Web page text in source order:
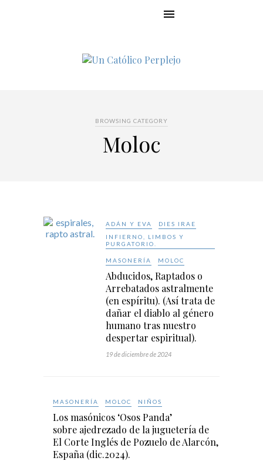
BROWSING CATEGORY
Moloc
ADÁN Y EVA
DIES IRAE
INFIERNO, LIMBOS Y
PURGATORIO.
MASONERÍA MOLOC
Abducidos, Raptados o
Arrebatados astralmente
(en espíritu).​ (Así trata de
dañar el diablo al género
humano tras nuestro
despertar espiritual).
19 de diciembre de 2024
MASONERÍA MOLOC NIÑOS
Los masónicos ‘Osos Panda’
sobre ajedrezado de la juguetería de
El Corte Inglés de Pozuelo de Alarcón,
España (dic.2024).